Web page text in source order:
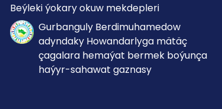
Beýleki ýokary okuw mekdepleri
Gurbanguly Berdimuhamedow
adyndaky Howandarlyga mätäç
çagalara hemaýat bermek boýunça
haýyr-sahawat gaznasy